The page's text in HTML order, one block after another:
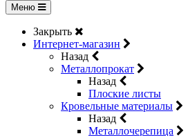
Меню
Закрыть
Интернет-магазин
Назад
Металлопрокат
Назад
Плоские листы
Кровельные материалы
Назад
Металлочерепица